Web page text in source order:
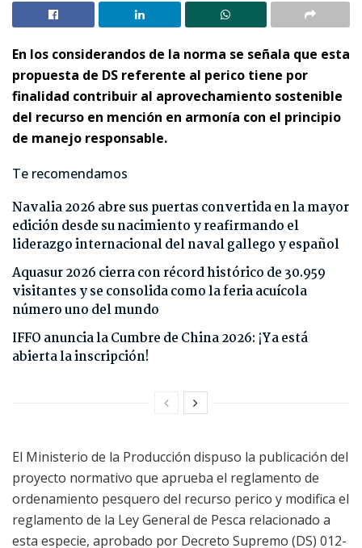
En los considerandos de la norma se señala que esta
propuesta de DS referente al perico tiene por
finalidad contribuir al aprovechamiento sostenible
del recurso en mención en armonía con el principio
de manejo responsable.
Te recomendamos
Navalia 2026 abre sus puertas convertida en la mayor
edición desde su nacimiento y reafirmando el
liderazgo internacional del naval gallego y español
Aquasur 2026 cierra con récord histórico de 30.959
visitantes y se consolida como la feria acuícola
número uno del mundo
IFFO anuncia la Cumbre de China 2026: ¡Ya está
abierta la inscripción!
El Ministerio de la Producción dispuso la publicación del
proyecto normativo que aprueba el reglamento de
ordenamiento pesquero del recurso perico y modifica el
reglamento de la Ley General de Pesca relacionado a
esta especie, aprobado por Decreto Supremo (DS) 012-